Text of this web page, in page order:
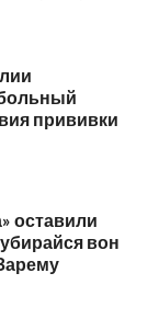
прививки
оставили
вон